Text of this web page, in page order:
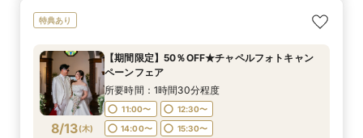
8/11(火)
【期間限定】50％OFF★チャペルフォトキャン
11:00〜
14:00〜
15:30〜
フェアを予約
8/11(火)
【挙式＋会食が5万円OFF！】費用を抑えて叶え
11:00〜
14:00〜
15:30〜
フェアを予約
8/11(火)
【 スマホで気軽に参加】 自宅でオンライン相談
11:00〜
14:00〜
15:30〜
フェアを予約
8/11(火)
11:00〜
12:30〜
14:00〜
フェアを予約
特典あり
8/13(木)
【期間限定】50％OFF★チャペルフォトキャン
ペーンフェア
所要時間：1時間30分程度
11:00〜
12:30〜
14:00〜
15:30〜